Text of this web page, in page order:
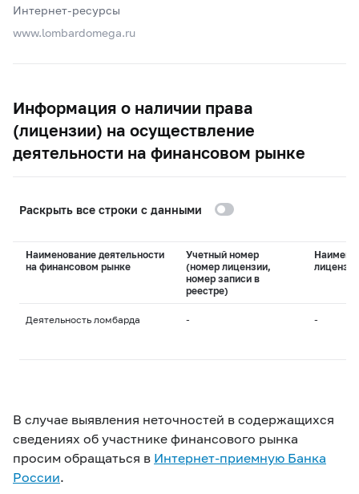
Интернет-ресурсы
www.lombardomega.ru
Информация о наличии права
(лицензии) на осуществление
деятельности на финансовом рынке
Раскрыть все строки с данными
Наименование деятельности
на финансовом рынке
Учетный номер
(номер лицензии,
номер записи в
реестре)
лицензии
Деятельность ломбарда - -
В случае выявления неточностей в содержащихся
сведениях об участнике финансового рынка
просим обращаться в Интернет-приемную Банка
России.